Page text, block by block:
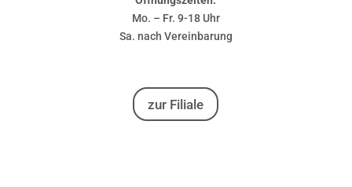
Mo. – Fr. 9-18 Uhr
Sa. nach Vereinbarung
zur Filiale